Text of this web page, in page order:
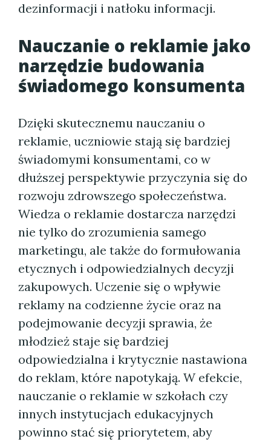
dezinformacji i natłoku informacji.
Nauczanie o reklamie jako
narzędzie budowania
świadomego konsumenta
Dzięki skutecznemu nauczaniu o
reklamie, uczniowie stają się bardziej
świadomymi konsumentami, co w
dłuższej perspektywie przyczynia się do
rozwoju zdrowszego społeczeństwa.
Wiedza o reklamie dostarcza narzędzi
nie tylko do zrozumienia samego
marketingu, ale także do formułowania
etycznych i odpowiedzialnych decyzji
zakupowych. Uczenie się o wpływie
reklamy na codzienne życie oraz na
podejmowanie decyzji sprawia, że
młodzież staje się bardziej
odpowiedzialna i krytycznie nastawiona
do reklam, które napotykają. W efekcie,
nauczanie o reklamie w szkołach czy
innych instytucjach edukacyjnych
powinno stać się priorytetem, aby